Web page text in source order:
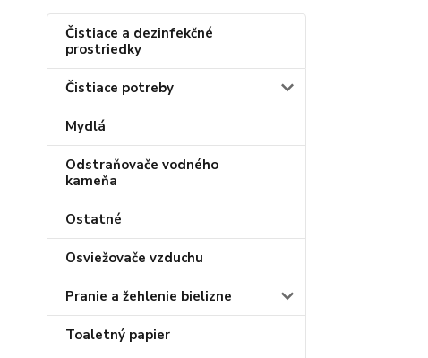
Čistiace a dezinfekčné
prostriedky
Čistiace potreby
Mydlá
Odstraňovače vodného
kameňa
Ostatné
Osviežovače vzduchu
Pranie a žehlenie bielizne
Toaletný papier